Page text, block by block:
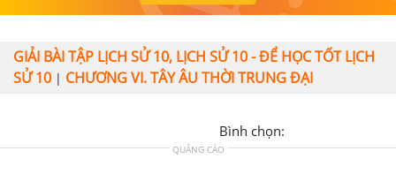
GIẢI BÀI TẬP LỊCH SỬ 10, LỊCH SỬ 10 - ĐỂ HỌC TỐT LỊCH
SỬ 10 | CHƯƠNG VI. TÂY ÂU THỜI TRUNG ĐẠI
Bình chọn:
QUẢNG CÁO